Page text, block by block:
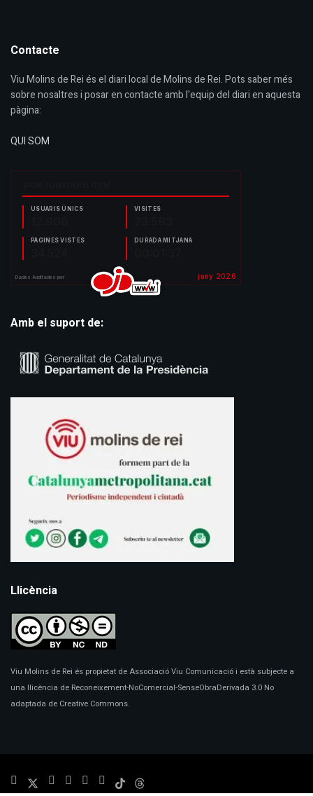
Contacte
Viu Molins de Rei és el diari local de Molins de Rei. Pots saber més
sobre nosaltres i posar en contacte amb l'equip del diari en aquesta
pàgina:
QUI SOM
Amb el suport de:
Llicència
Viu Molins de Rei és propietat de Associació Viu Comunicació i està subjecte a
una llicència de Reconeixement-NoComercial-SenseObraDerivada 3.0 No
adaptada de Creative Commons.